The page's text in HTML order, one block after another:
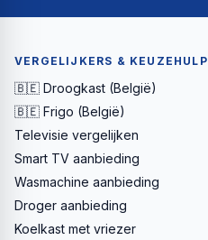
VERGELIJKERS & KEUZEHULP
🇧🇪 Droogkast (België)
🇧🇪 Frigo (België)
Televisie vergelijken
Smart TV aanbieding
Wasmachine aanbieding
Droger aanbieding
Koelkast met vriezer